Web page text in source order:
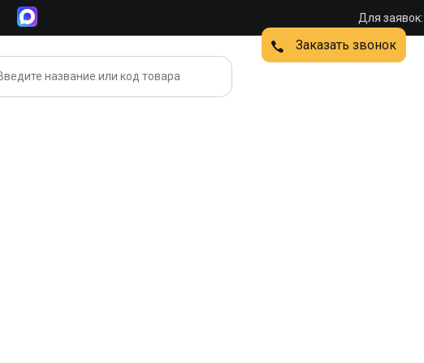
Для заявок:
Заказать звонок